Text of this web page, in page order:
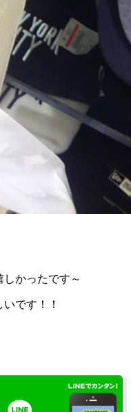
かったです～
です！！